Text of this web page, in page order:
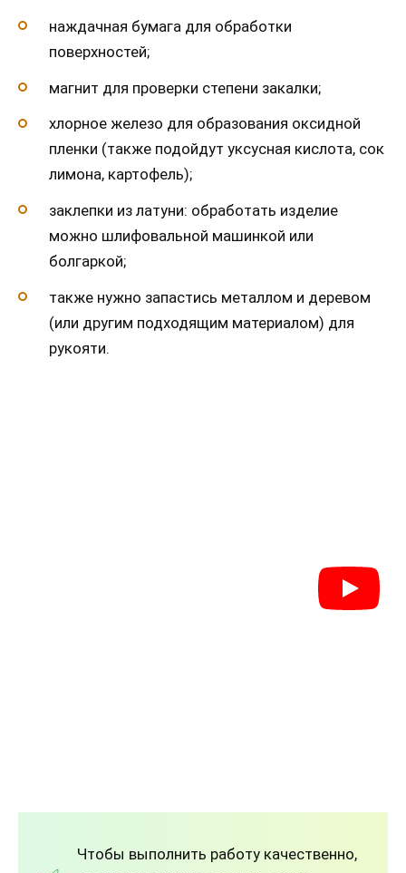
наждачная бумага для обработки
поверхностей;
магнит для проверки степени закалки;
хлорное железо для образования оксидной
пленки (также подойдут уксусная кислота, сок
лимона, картофель);
заклепки из латуни: обработать изделие
можно шлифовальной машинкой или
болгаркой;
также нужно запастись металлом и деревом
(или другим подходящим материалом) для
рукояти.
Чтобы выполнить работу качественно,